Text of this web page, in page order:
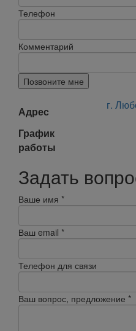
Телефон
Комментарий
Позвоните мне
Адрес
г.
График
работы
Задать
Ваше имя *
Ваш email *
Телефон для связи
Ваш вопрос, предложение *